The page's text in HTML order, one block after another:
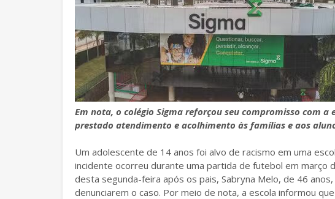
Em nota, o colégio Sigma reforçou seu compromisso com
prestado atendimento e acolhimento às famílias e aos
Um adolescente de 14 anos foi alvo de racismo em uma
incidente ocorreu durante uma partida de futebol em março
desta segunda-feira após os pais, Sabryna Melo, de 46
denunciarem o caso. Por meio de nota, a escola informou